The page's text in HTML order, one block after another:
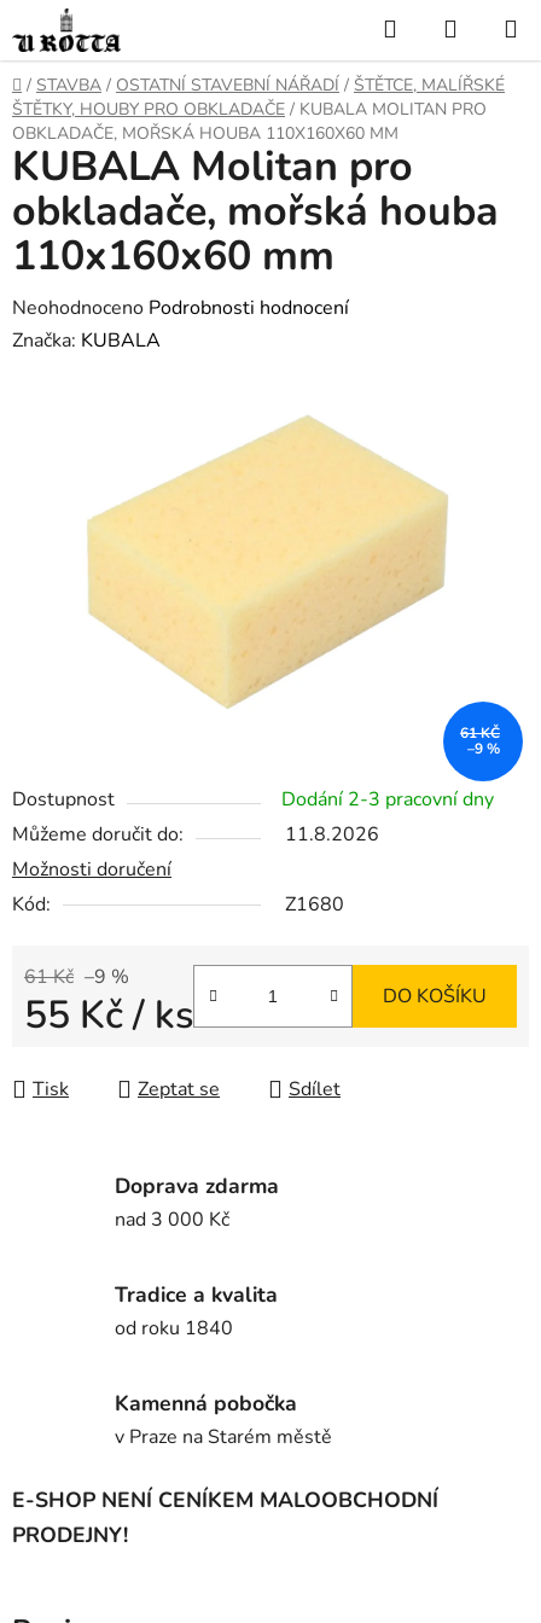
na
obsah
Hledat
KOŠÍK
DOMŮ
/ STAVBA / OSTATNÍ STAVEBNÍ NÁŘADÍ / ŠTĚTCE, MALÍŘSKÉ
ŠTĚTKY, HOUBY PRO OBKLADAČE / KUBALA MOLITAN PRO
OBKLADAČE, MOŘSKÁ HOUBA 110X160X60 MM
Dostupnost
Dodání 2-3 pracovní dny
Můžeme doručit do:
11.8.2026
Možnosti doručení
Kód:
Z1680
61 Kč –9 %
55 Kč/ ks DO KOŠÍKU
Tisk Zeptat se Sdílet
KUBALA Molitan pro
obkladače, mořská houba
110x160x60 mm
Průměrné
hodnocení
hvězdiček.
Neohodnoceno Podrobnosti hodnocení
Značka: KUBALA
61 KČ
–9 %
Doprava zdarma
nad 3 000 Kč
Tradice a kvalita
od roku 1840
Kamenná pobočka
v Praze na Starém městě
E-SHOP NENÍ CENÍKEM MALOOBCHODNÍ
PRODEJNY!